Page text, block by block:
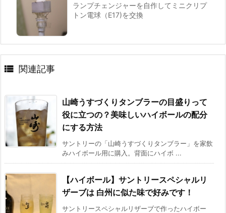
ランプチェンジャーを自作してミニクリプ
トン電球（E17)を交換
 関連記事
山崎うすづくりタンブラーの目盛りって
役に立つの？美味しいハイボールの配分
にする方法
サントリーの「山崎うすづくりタンブラー」を家飲
みハイボール用に購入。背面にハイボ ...
【ハイボール】サントリースペシャルリ
ザーブは 白州に似た味で好みです！
サントリースペシャルリザーブで作ったハイボー